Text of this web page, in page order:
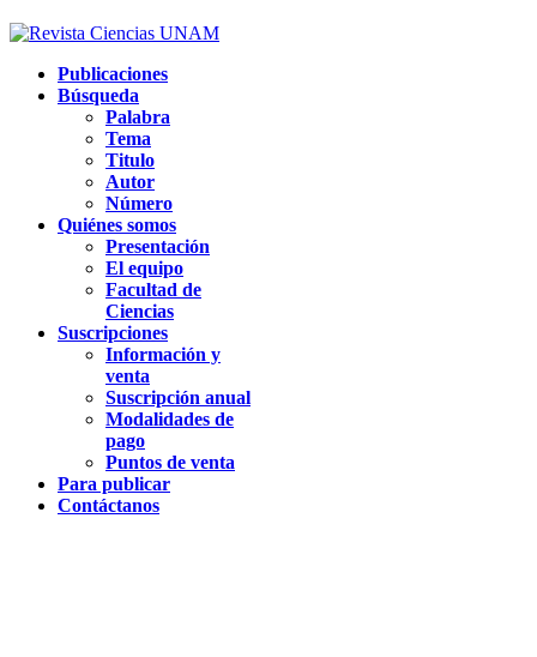
Publicaciones
Búsqueda
Palabra
Tema
Titulo
Autor
Número
Quiénes somos
Presentación
El equipo
Facultad de
Ciencias
Suscripciones
Información y
venta
Suscripción anual
Modalidades de
pago
Puntos de venta
Para publicar
Contáctanos